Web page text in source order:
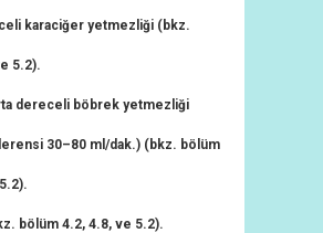
karaciğer yetmezliği (bkz.
5.2).
dereceli böbrek yetmezliği
30–80 ml/dak.) (bkz. bölüm
bölüm 4.2, 4.8, ve 5.2).